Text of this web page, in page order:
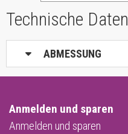
Technische Daten
ABMESSUNG
Anmelden und sparen
Anmelden und sparen